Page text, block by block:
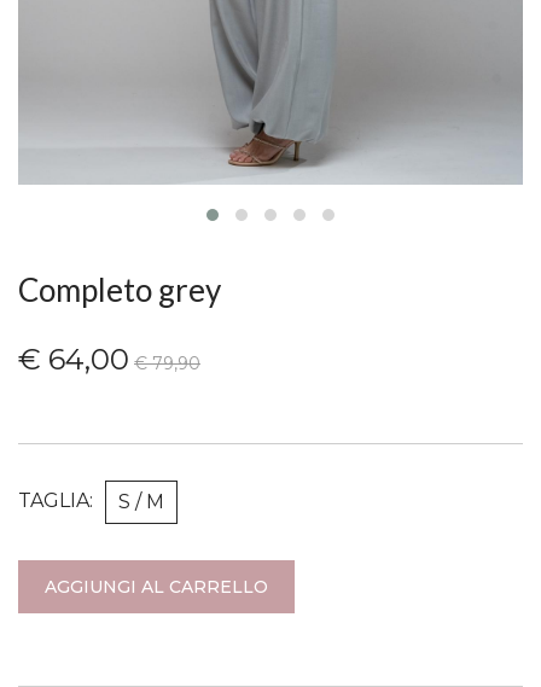
Completo grey
€ 64,00 € 79,90
TAGLIA: S / M
AGGIUNGI AL CARRELLO